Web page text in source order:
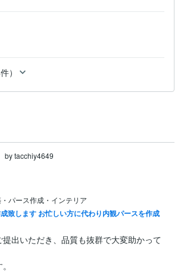
）
by tacchiy4649
パース作成・インテリア
致します お忙しい方に代わり内観パースを作成
出いただき、品質も抜群で大変助かって